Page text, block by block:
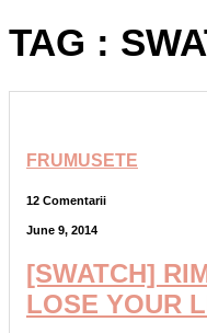
TAG :
FRUMUSETE
12 Comentarii
June 9, 2014
[SWATCH]
LOSE YOUR